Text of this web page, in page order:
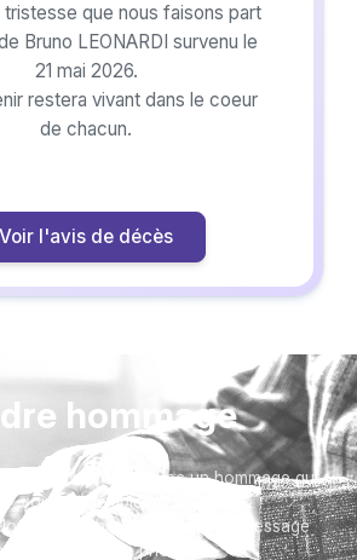
tristesse que nous faisons part
Bruno LEONARDI survenu le
21 mai 2026.
restera vivant dans le coeur
de chacun.
Voir l'avis de décès
hommage
de votre proche avec un hommage qui
vous ressemble :
un arbre, ou encore un message
d'une photo.